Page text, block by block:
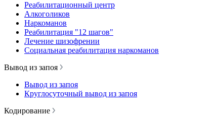
Реабилитационный центр
Алкоголиков
Наркоманов
Реабилитация "12 шагов"
Лечение шизофрении
Социальная реабилитация наркоманов
Вывод из запоя
Вывод из запоя
Круглосуточный вывод из запоя
Кодирование